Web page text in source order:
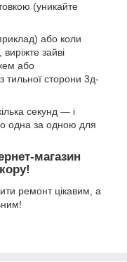
(уникайте
або коли
зайві
або
тильної сторони 3д-
секунд — і
одна за одною для
магазин
ремонт цікавим, а